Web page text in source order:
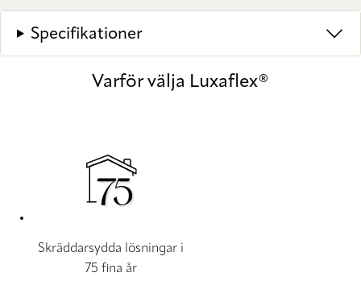
Specifikationer
Varför välja Luxaflex®
Skräddarsydda lösningar i
75 fina år